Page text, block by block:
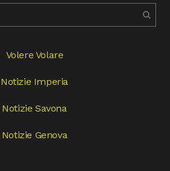
Volere Volare
Notizie Imperia
Notizie Savona
Notizie Genova